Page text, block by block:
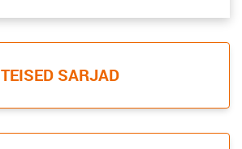
TEISED SARJAD